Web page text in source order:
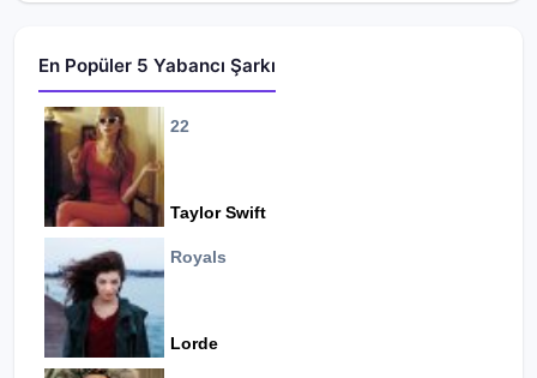
En Popüler 5 Yabancı Şarkı
22
Taylor Swift
Royals
Lorde